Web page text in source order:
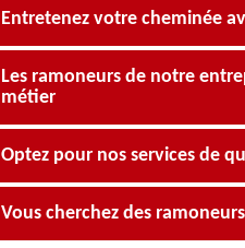
Entretenez votre cheminée
Les ramoneurs de notre
métier
Optez pour nos services de
Vous cherchez des